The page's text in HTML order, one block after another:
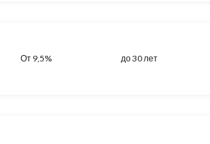
От 9,5% до 30 лет